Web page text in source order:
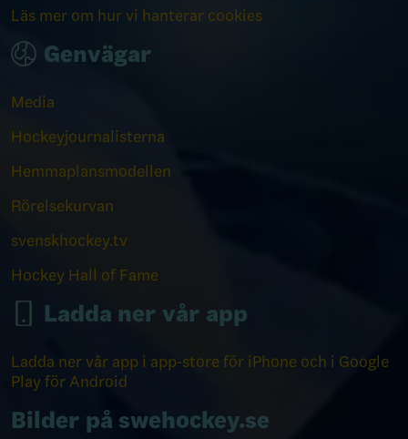
Läs mer om hur vi hanterar cookies
Genvägar
Media
Hockeyjournalisterna
Hemmaplansmodellen
Rörelsekurvan
svenskhockey.tv
Hockey Hall of Fame
Ladda ner vår app
Ladda ner vår app i app-store för iPhone och i Google
Play för Android
Bilder på swehockey.se